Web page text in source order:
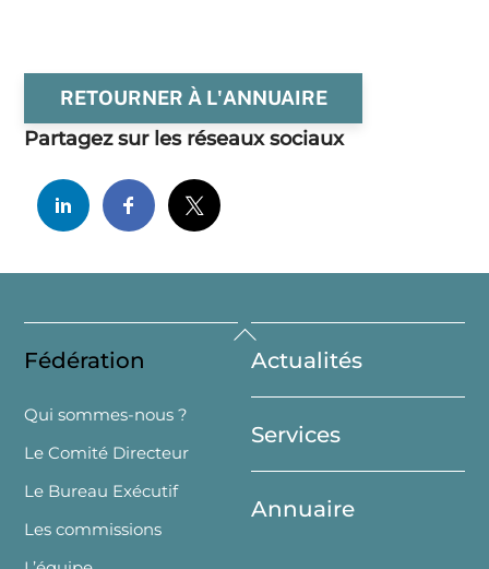
RETOURNER À L'ANNUAIRE
Partagez sur les réseaux sociaux
Back
To
Top
Fédération
Qui sommes-nous ?
Le Comité Directeur
Le Bureau Exécutif
Les commissions
Actualités
Services
Annuaire